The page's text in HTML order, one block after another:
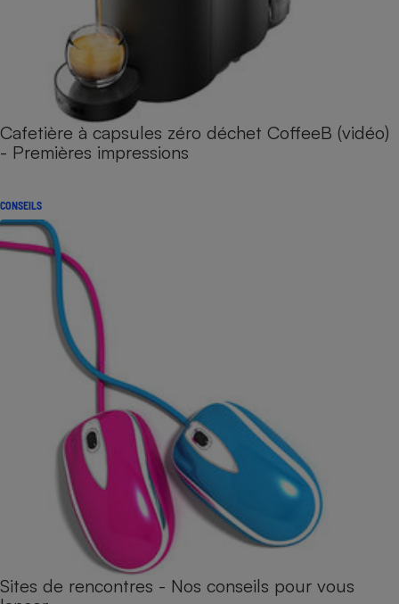
Cafetière à capsules zéro déchet CoffeeB (vidéo)
- Premières impressions
CONSEILS
Sites de rencontres - Nos conseils pour vous